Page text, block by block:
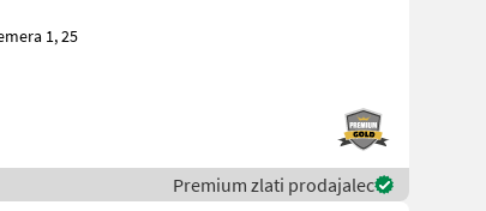
Premium zlati prodajalec